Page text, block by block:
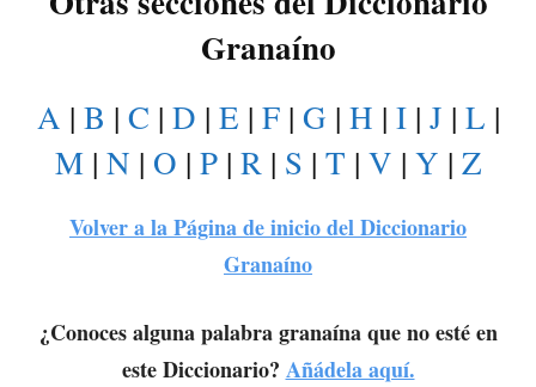
Granaíno
A | B | C | D | E | F| G | H | I| J | L |
M| N | O | P| R| S | T | V | Y | Z
Volver a la Página de inicio del Diccionario
Granaíno
¿Conoces alguna palabra granaína que no esté en
este Diccionario? Añádela aquí.